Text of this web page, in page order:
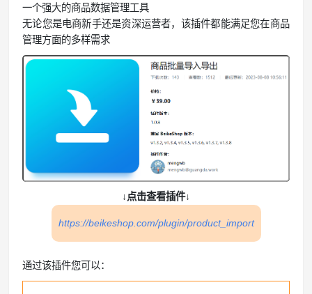
一个强大的商品数据管理工具
无论您是电商新手还是资深运营者，该插件都能满足您在商品
管理方面的多样需求
↓点击查看插件↓
https://beikeshop.com/plugin/product_import
通过该插件您可以：